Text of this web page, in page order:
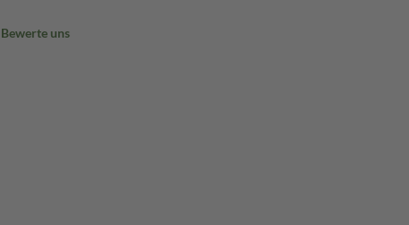
Bewerte uns